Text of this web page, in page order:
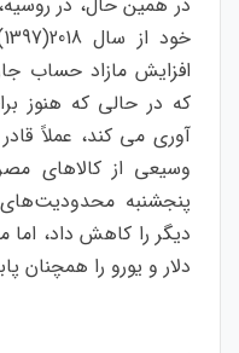
افزایش مازاد حساب
که در حالی که هنوز
آوری می کند، عملاً
وسیعی از کالاهای
پنجشنبه
دیگر را کاهش داد،
دلار و یورو را همچنان